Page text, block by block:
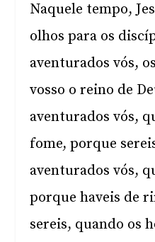
Naquele tempo,
olhos para os
aventurados vós,
vosso o reino de
aventurados vós,
fome, porque
aventurados vós,
porque haveis de
sereis, quando os